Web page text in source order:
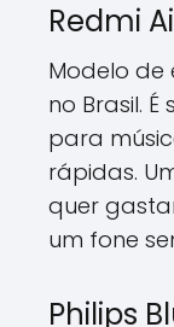
Redmi
Modelo
no Brasil.
para
rápidas.
quer
um fone
Philips